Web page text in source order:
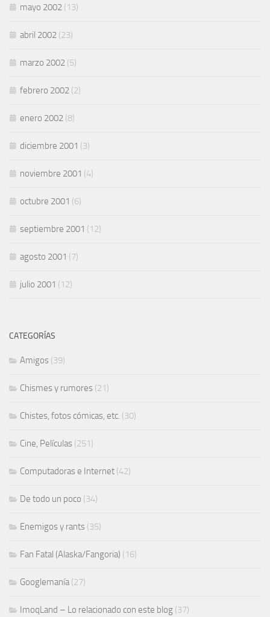
mayo 2002 (13)
abril 2002 (23)
marzo 2002 (5)
febrero 2002 (2)
enero 2002 (8)
diciembre 2001 (3)
noviembre 2001 (4)
octubre 2001 (6)
septiembre 2001 (12)
agosto 2001 (7)
julio 2001 (12)
CATEGORÍAS
Amigos (39)
Chismes y rumores (21)
Chistes, fotos cómicas, etc. (30)
Cine, Películas (251)
Computadoras e Internet (42)
De todo un poco (34)
Enemigos y rants (35)
Fan Fatal (Alaska/Fangoria) (16)
Googlemanía(27)
ImoqLand – Lo relacionado con este blog (37)